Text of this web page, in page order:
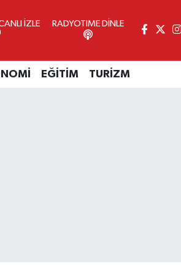
İZLE RADYOTIME DİNLE
EĞİTİM TURİZM